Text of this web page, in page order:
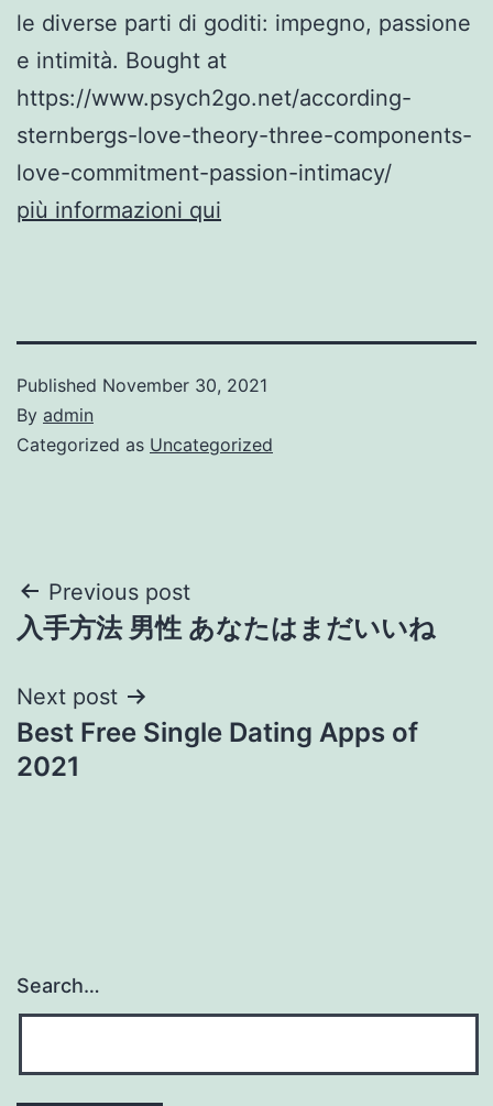
le diverse parti di goditi: impegno, passione
e intimità. Bought at
https://www.psych2go.net/according-
sternbergs-love-theory-three-components-
love-commitment-passion-intimacy/
più informazioni qui
Published November 30, 2021
By admin
Categorized as Uncategorized
Post
navigation
Previous post
入手方法 男性 あなたはまだいいね
Next post
Best Free Single Dating Apps of
2021
Search…